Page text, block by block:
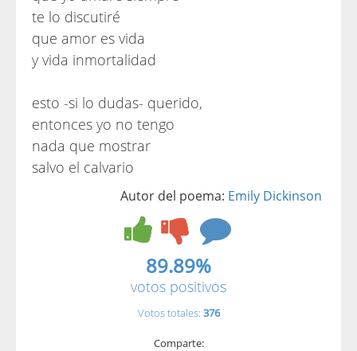
te lo discutiré
que amor es vida
y vida inmortalidad
esto -si lo dudas- querido,
entonces yo no tengo
nada que mostrar
salvo el calvario
Autor del poema: Emily Dickinson
89.89%
votos positivos
Votos totales: 376
Comparte: